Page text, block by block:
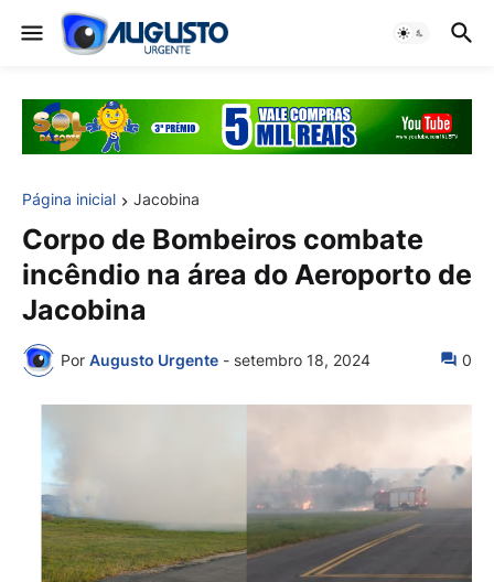
Página inicial Jacobina
Corpo de Bombeiros combate
incêndio na área do Aeroporto de
Jacobina
Por Augusto Urgente - setembro 18, 2024 0